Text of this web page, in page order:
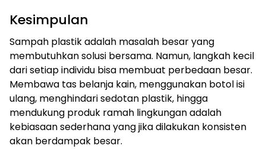
Kesimpulan
Sampah plastik adalah masalah besar yang
membutuhkan solusi bersama. Namun, langkah kecil
dari setiap individu bisa membuat perbedaan besar.
Membawa tas belanja kain, menggunakan botol isi
ulang, menghindari sedotan plastik, hingga
mendukung produk ramah lingkungan adalah
kebiasaan sederhana yang jika dilakukan konsisten
akan berdampak besar.